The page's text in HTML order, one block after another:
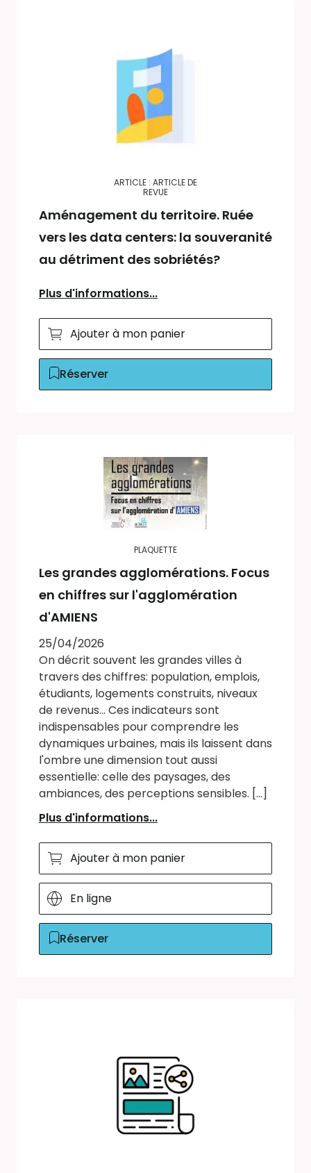
ARTICLE : ARTICLE DE
REVUE
Aménagement du territoire. Ruée
vers les data centers: la souveranité
au détriment des sobriétés?
Plus d'informations...
Ajouter à mon panier
Réserver
PLAQUETTE
Les grandes agglomérations. Focus
en chiffres sur l'agglomération
d'AMIENS
25/04/2026
On décrit souvent les grandes villes à
travers des chiffres: population, emplois,
étudiants, logements construits, niveaux
de revenus... Ces indicateurs sont
indispensables pour comprendre les
dynamiques urbaines, mais ils laissent dans
l'ombre une dimension tout aussi
essentielle: celle des paysages, des
ambiances, des perceptions sensibles. [...]
Plus d'informations...
Ajouter à mon panier
En ligne
Réserver